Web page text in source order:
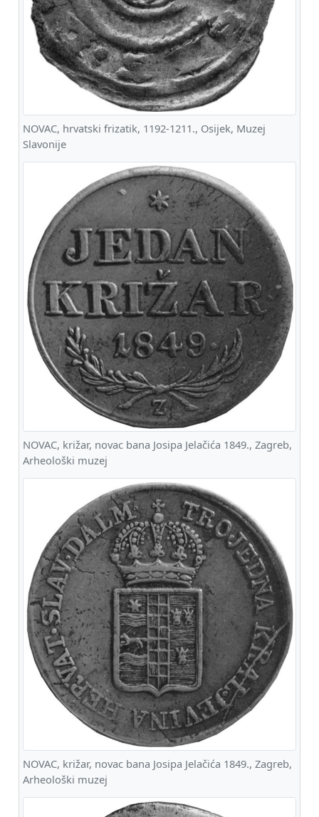
NOVAC, hrvatski frizatik, 1192-1211., Osijek, Muzej
Slavonije
NOVAC, križar, novac bana Josipa Jelačića 1849., Zagreb,
Arheološki muzej
NOVAC, križar, novac bana Josipa Jelačića 1849., Zagreb,
Arheološki muzej